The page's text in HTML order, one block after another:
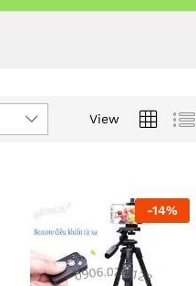
View
-14%